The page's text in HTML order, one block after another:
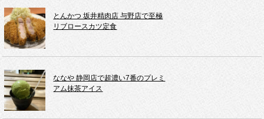
とんかつ 坂井精肉店 与野店で至極
リブロースカツ定食
ななや 静岡店で超濃い7番のプレミ
アム抹茶アイス